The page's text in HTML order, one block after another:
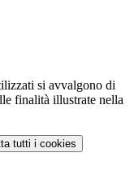
si avvalgono di
finalità illustrate nella
tutti i cookies